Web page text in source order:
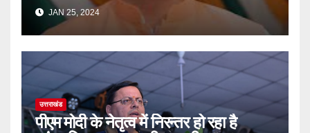
JAN 25, 2024
उत्तराखंड
पीएम मोदी के नेतृत्व में निरन्तर हो रहा है